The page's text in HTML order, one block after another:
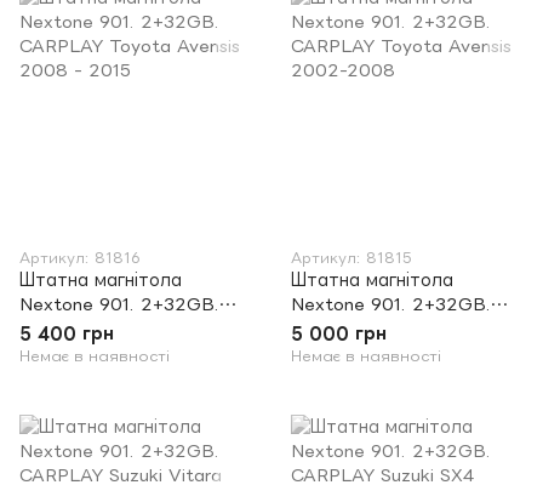
Артикул: 81816
Штатна магнітола
Nextone 901. 2+32GB.
CARPLAY Toyota Avensis
2008 - 2015
5 400 грн
Немає в наявності
Артикул: 81815
Штатна магнітола
Nextone 901. 2+32GB.
CARPLAY Toyota Avensis
2002-2008
5 000 грн
Немає в наявності